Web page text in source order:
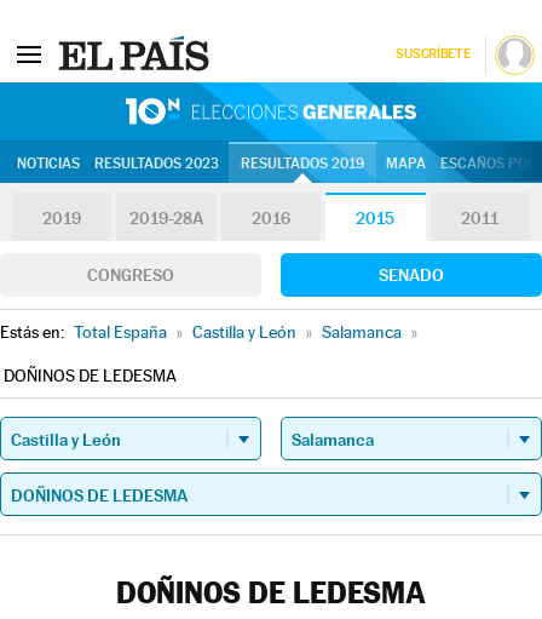
SUSCRÍBETE
NOTICIAS RESULTADOS 2023 RESULTADOS 2019 MAPA ESCAÑOS
2019 2019-28A 2016 2015 2011
CONGRESO SENADO
Estás en: Total España » Castilla y León » Salamanca »
DOÑINOS DE LEDESMA
DOÑINOS DE LEDESMA